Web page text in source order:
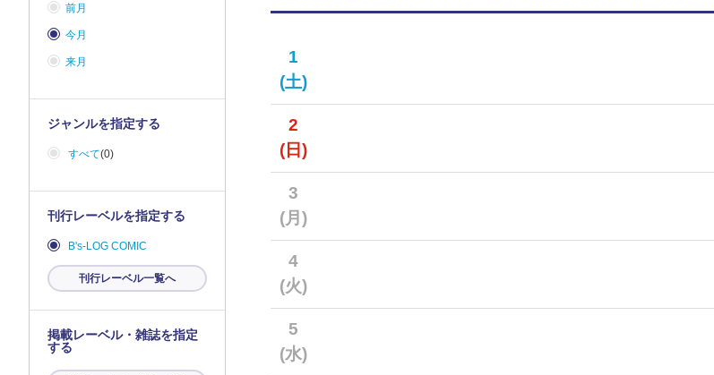
1
(土)
2
(日)
3
(月)
4
(火)
5
(水)
前月
今月
来月
ジャンルを指定する
すべて(0)
刊行レーベルを指定する
B's-LOG COMIC
刊行レーベル一覧へ
掲載レーベル・雑誌を指定
する